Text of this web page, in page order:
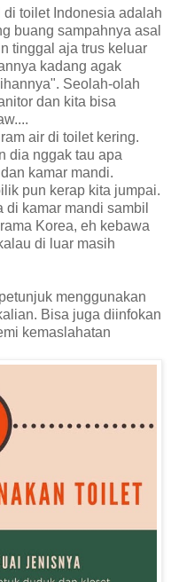
toilet Indonesia adalah
buang sampahnya asal
tinggal aja trus keluar
kadang agak
Seolah-olah
dan kita bisa
air di toilet kering.
dia nggak tau apa
kamar mandi.
pun kerap kita jumpai.
kamar mandi sambil
Korea, eh kebawa
di luar masih
menggunakan
Bisa juga diinfokan
kemaslahatan